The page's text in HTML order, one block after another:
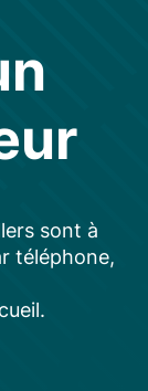
sont à
téléphone,